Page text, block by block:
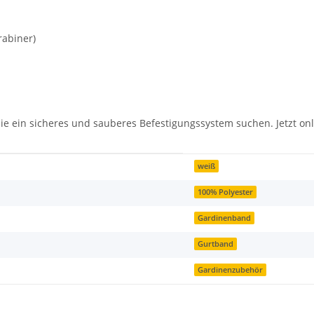
ein sicheres und sauberes Befestigungssystem suchen. Jetzt
weiß
100% Polyester
Gardinenband
Gurtband
Gardinenzubehör